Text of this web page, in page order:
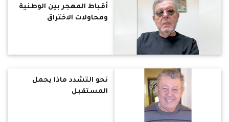
أقباط المهجر بين الوطنية
ومحاولات الاختراق
نحو التشدد ماذا يحمل
المستقبل